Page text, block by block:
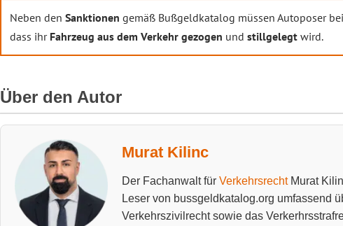
Neben den Sanktionen gemäß Bußgeldkatalog müssen Autoposer
dass ihr Fahrzeug aus dem Verkehr gezogen und stillgelegt wird.
Über den Autor
Murat Kilinc
Der Fachanwalt für VerkehrsrechtMurat
Leser von bussgeldkatalog.org umfassend
Verkehrszivilrecht sowie das